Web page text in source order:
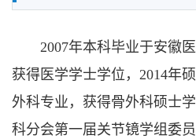
2007年本科毕业于安徽
获得医学学士学位，2014年
外科专业，获得骨外科硕士
科分会第一届关节镜学组委